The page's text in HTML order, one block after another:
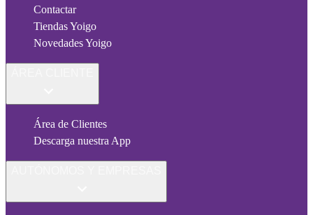
Contactar
Tiendas Yoigo
Novedades Yoigo
Área de Clientes
Descarga nuestra App